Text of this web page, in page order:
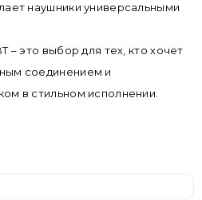
наушники универсальными
– это выбор для тех, кто хочет
соединением и
в стильном исполнении.